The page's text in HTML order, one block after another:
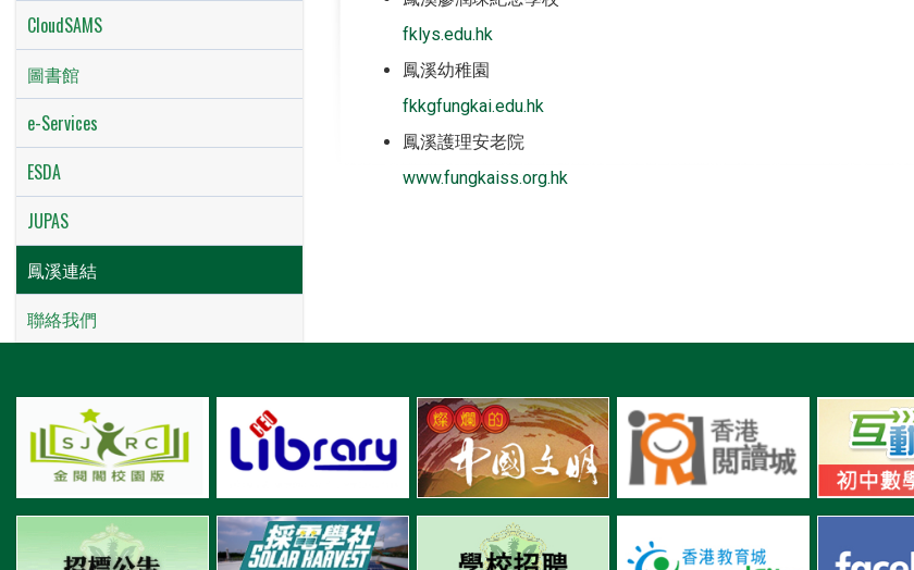
fklys.edu.hk
鳳溪幼稚園
fkkgfungkai.edu.hk
鳳溪護理安老院
www.fungkaiss.org.hk
CloudSAMS
圖書館
e-Services
ESDA
JUPAS
鳳溪連結
聯絡我們